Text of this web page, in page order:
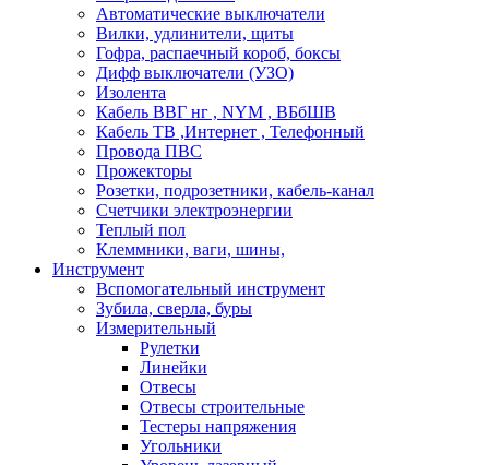
Автоматические выключатели
Вилки, удлинители, щиты
Гофра, распаечный короб, боксы
Дифф выключатели (УЗО)
Изолента
Кабель ВВГ нг , NYM , ВБбШВ
Кабель ТВ ,Интернет , Телефонный
Провода ПВС
Прожекторы
Розетки, подрозетники, кабель-канал
Счетчики электроэнергии
Теплый пол
Клеммники, ваги, шины,
Инструмент
Вспомогательный инструмент
Зубила, сверла, буры
Измерительный
Рулетки
Линейки
Отвесы
Отвесы строительные
Тестеры напряжения
Угольники